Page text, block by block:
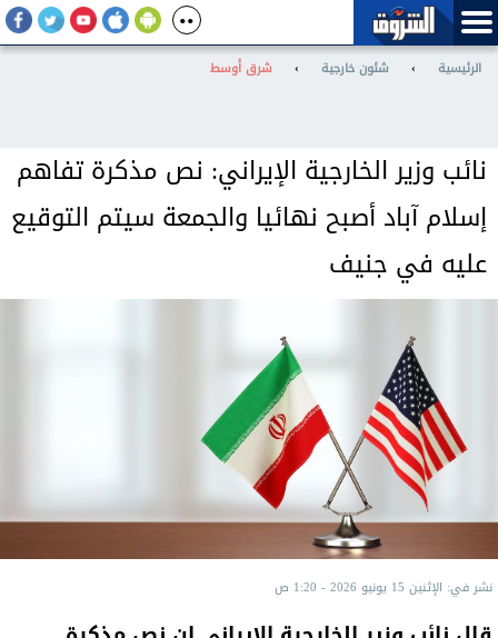
الرئيسية › شئون خارجية › شرق أوسط
نائب وزير الخارجية الإيراني: نص مذكرة تفاهم
إسلام آباد أصبح نهائيا والجمعة سيتم التوقيع
عليه في جنيف
نشر في: الإثنين 15 يونيو 2026 - 1:20 ص